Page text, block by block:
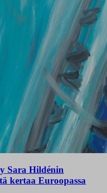
Sara Hildénin
kertaa Euroopassa